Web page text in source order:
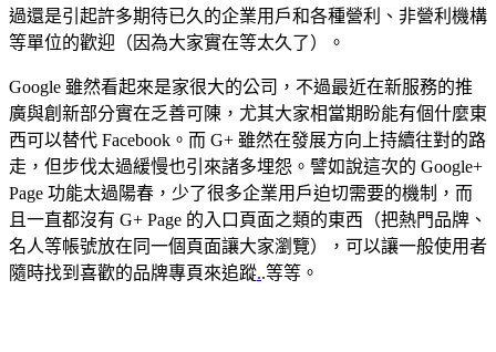
過還是引起許多期待已久的企業用戶和各種營利、非營利機構
等單位的歡迎（因為大家實在等太久了）。
Google 雖然看起來是家很大的公司，不過最近在新服務的推
廣與創新部分實在乏善可陳，尤其大家相當期盼能有個什麼東
西可以替代 Facebook。而 G+ 雖然在發展方向上持續往對的路
走，但步伐太過緩慢也引來諸多埋怨。譬如說這次的 Google+
Page 功能太過陽春，少了很多企業用戶迫切需要的機制，而
且一直都沒有 G+ Page 的入口頁面之類的東西（把熱門品牌、
名人等帳號放在同一個頁面讓大家瀏覽），可以讓一般使用者
隨時找到喜歡的品牌專頁來追蹤..等等。